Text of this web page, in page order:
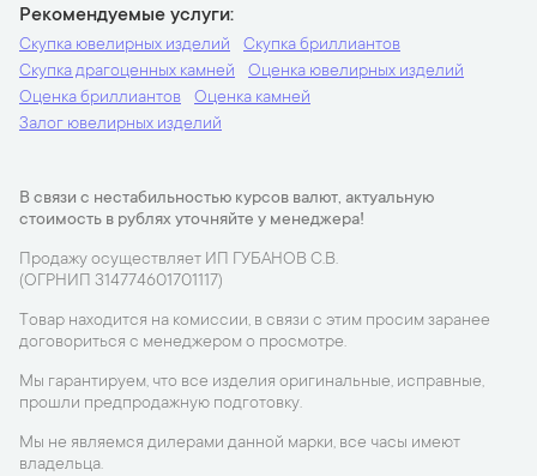
Рекомендуемые услуги
Скупка ювелирных изделий
Скупка бриллиантов
Скупка драгоценных камней
Оценка ювелирных изделий
Оценка бриллиантов
Оценка камней
Залог ювелирных изделий
В связи с нестабильностью курсов валют, актуальную
стоимость в рублях уточняйте у менеджера!
Продажу осуществляет ИП ГУБАНОВ С.В.
(ОГРНИП 314774601701117)
Товар находится на комиссии, в связи с этим просим заранее
договориться с менеджером о просмотре.
Мы гарантируем, что все изделия оригинальные, исправные,
прошли предпродажную подготовку.
Мы не являемся дилерами данной марки, все часы имеют
владельца.